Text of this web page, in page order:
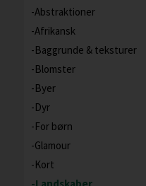
Abstraktioner
Afrikansk
Baggrunde & teksturer
Blomster
Byer
Dyr
For børn
Glamour
Kort